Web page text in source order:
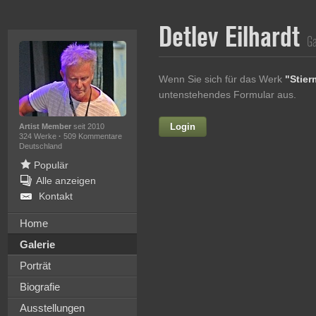
Artist Memberseit 2010
324 Werke · 509 Kommentare
Deutschland
Populär
Alle anzeigen
Kontakt
Home
Galerie
Porträt
Biografie
Ausstellungen
Detlev Eilhardt
Wenn Sie sich für das Werk
untenstehendes Formular aus.
Login